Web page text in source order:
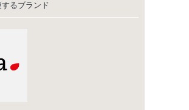
るブランド